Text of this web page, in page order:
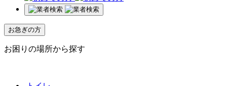
お急ぎの方
お困りの場所から探す